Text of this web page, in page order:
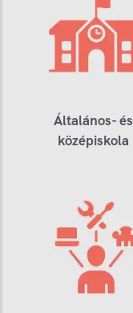
Általános- és
középiskola